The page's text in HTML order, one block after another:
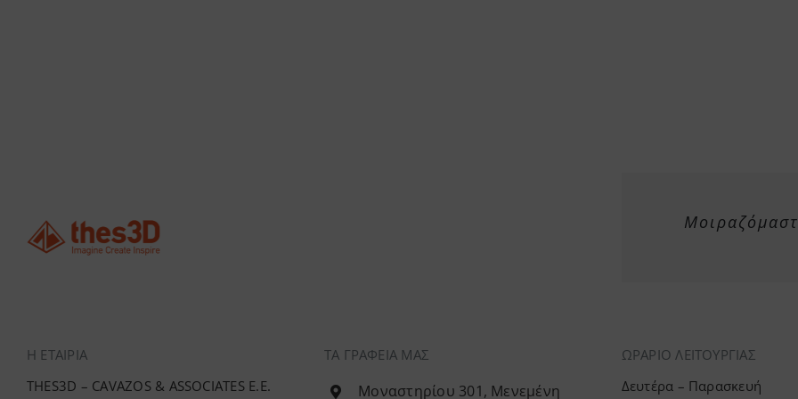
Η ΕΤΑΙΡΊΑ
THES3D – CAVAZOS & ASSOCIATES E.E.
ΤΑ ΓΡΑΦΕΙΑ ΜΑΣ
Μοναστηρίου 301, Μενεμένη
ΩΡΑΡΙΟ ΛΕΙΤΟΥΡΓΙΑΣ
Δευτέρα – Παρασκευή